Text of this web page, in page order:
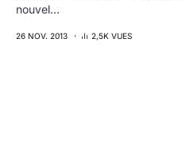
nouvel…
26 NOV. 2013 2,5K VUES